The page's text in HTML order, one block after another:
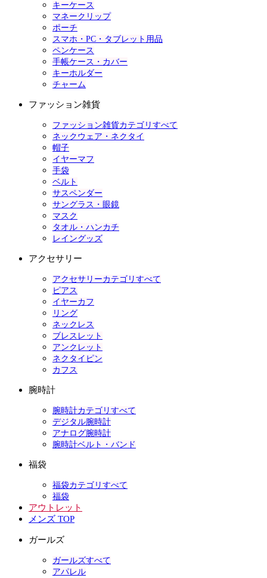
キーケース
マネークリップ
ポーチ
スマホ・PC・タブレット用品
ペンケース
手帳ケース・カバー
キーホルダー
チャーム
ファッション雑貨
ファッション雑貨カテゴリすべて
ネックウェア・ネクタイ
帽子
イヤーマフ
手袋
ベルト
サスペンダー
サングラス・眼鏡
マスク
タオル・ハンカチ
レイングッズ
アクセサリー
アクセサリーカテゴリすべて
ピアス
イヤーカフ
リング
ネックレス
ブレスレット
アンクレット
ネクタイピン
カフス
腕時計
腕時計カテゴリすべて
デジタル腕時計
アナログ腕時計
腕時計ベルト・バンド
福袋
福袋カテゴリすべて
福袋
アウトレット
メンズ TOP
ガールズ
ガールズすべて
アパレル